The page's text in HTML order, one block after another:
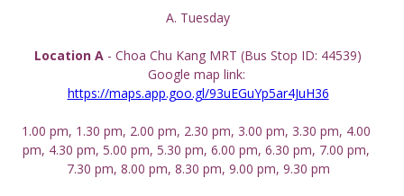
A. Tuesday
Location A - Choa Chu Kang MRT (Bus Stop ID: 44539)
Google map link:
https://maps.app.goo.gl/93uEGuYp5ar4JuH36
1.00 pm, 1.30 pm, 2.00 pm, 2.30 pm, 3.00 pm, 3.30 pm, 4.00
pm, 4.30 pm, 5.00 pm, 5.30 pm, 6.00 pm, 6.30 pm, 7.00 pm,
7.30 pm, 8.00 pm, 8.30 pm, 9.00 pm, 9.30 pm